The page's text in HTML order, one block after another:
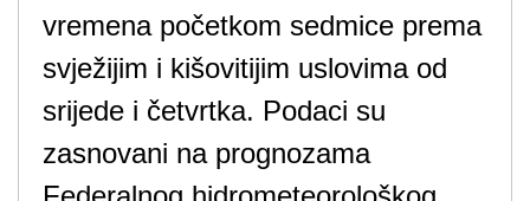
vremena početkom sedmice prema
svježijim i kišovitijim uslovima od
srijede i četvrtka. Podaci su
zasnovani na prognozama